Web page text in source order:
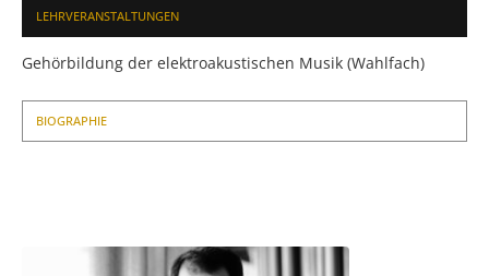
LEHRVERANSTALTUNGEN
Gehörbildung der elektroakustischen Musik (Wahlfach)
BIOGRAPHIE